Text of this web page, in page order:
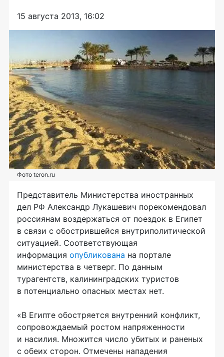
15 августа 2013, 16:02
Фото teron.ru
Представитель Министерства иностранных
дел РФ Александр Лукашевич порекомендовал
россиянам воздержаться от поездок в Египет
в связи с обострившейся внутриполитической
ситуацией. Соответствующая
информация опубликована на портале
министерства в четверг. По данным
турагентств, калининградских туристов
в потенциально опасных местах нет.
«В Египте обостряется внутренний конфликт,
сопровождаемый ростом напряженности
и насилия. Множится число убитых и раненых
с обеих сторон. Отмечены нападения